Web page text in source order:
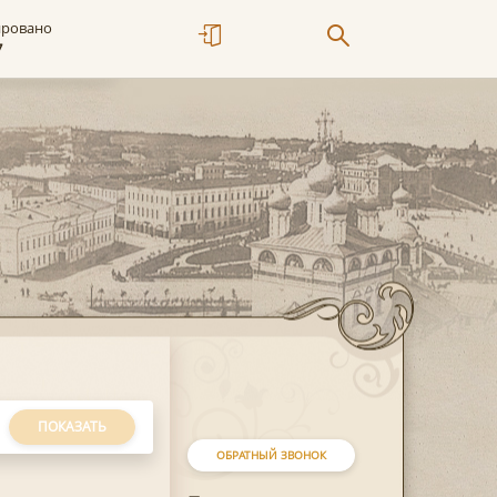
ОБРАТНЫЙ ЗВОНОК
ПОКАЗАТЬ